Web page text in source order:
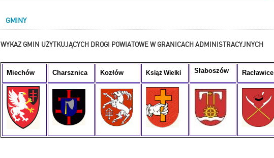
GMINY
WYKAZ GMIN UŻYTKUJĄCYCH DROGI POWIATOWE W GRANICACH ADMINISTRACYJNYCH
Miechów Charsznica Kozłów Książ Wielki Słaboszów Racławice